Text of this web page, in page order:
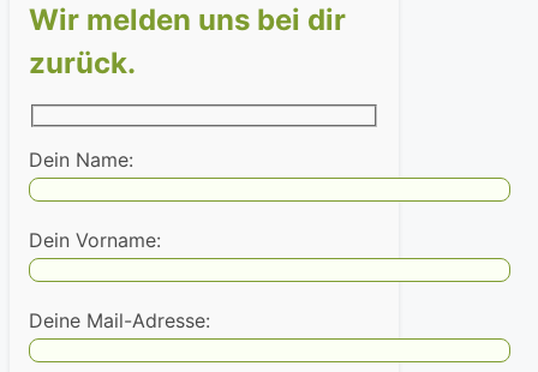
Wir melden uns bei dir
zurück.
Dein Name:
Dein Vorname:
Deine Mail-Adresse: